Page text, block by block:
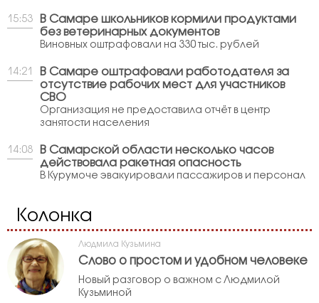
15:53
В Самаре школьников кормили продуктами
без ветеринарных документов
Виновных оштрафовали на 330 тыс. рублей
14:21
В Самаре оштрафовали работодателя за
отсутствие рабочих мест для участников
СВО
Организация не предоставила отчёт в центр
занятости населения
14:08
В Самарской области несколько часов
действовала ракетная опасность
В Курумоче эвакуировали пассажиров и персонал
Колонка
Людмила Кузьмина
Слово о простом и удобном человеке
Новый разговор о важном с Людмилой
Кузьминой